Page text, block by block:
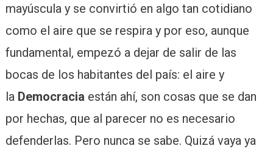
mayúscula y se convirtió en algo tan cotidiano
como el aire que se respira y por eso, aunque
fundamental, empezó a dejar de salir de las
bocas de los habitantes del país: el aire y
la Democracia están ahí, son cosas que se dan
por hechas, que al parecer no es necesario
defenderlas. Pero nunca se sabe. Quizá vaya ya